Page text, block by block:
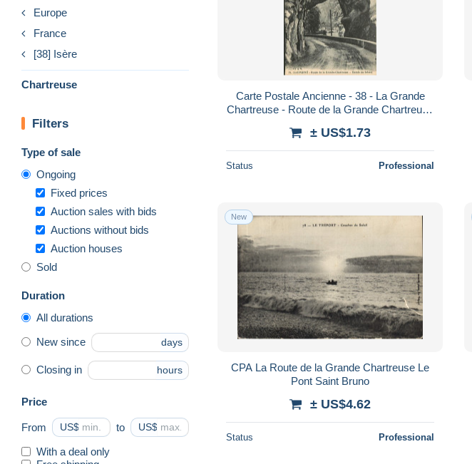
Europe
France
[38] Isère
Chartreuse
Filters
Type of sale
Ongoing
Fixed prices
Auction sales with bids
Auctions without bids
Auction houses
Sold
Duration
All durations
New since days
Closing in hours
Price
From US$ to US$
With a deal only
Carte Postale Ancienne - 38 - La Grande
Chartreuse - Route de la Grande Chartreuse
± US$1.73
Status Professional
New
CPA La Route de la Grande Chartreuse Le
Pont Saint Bruno
± US$4.62
Status Professional